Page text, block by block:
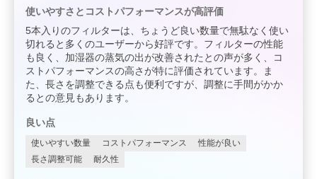
使いやすさとコストパフォーマンスが高評価
5本入りのフィルターは、ちょうど良い数量で無駄なく使い
切れると多くのユーザーから好評です。フィルターの性能
も良く、加湿器の蒸気の出が改善されたとの声が多く、コ
ストパフォーマンスの高さが特に評価されています。ま
た、長さを調整できる点も便利ですが、調整に手間がかか
るとの意見もあります。
良い点
使いやすい数量 コストパフォーマンス
性能が良い
長さ調整可能
耐久性